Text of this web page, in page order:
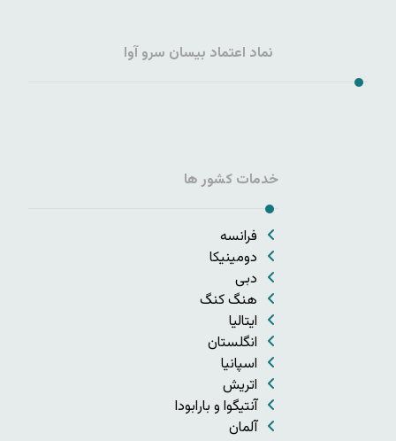
نماد اعتماد بیسان سرو آوا
خدمات کشور ها
فرانسه
دومینیکا
دبی
هنگ کنگ
ایتالیا
انگلستان
اسپانیا
اتریش
آنتیگوا و بارابودا
آلمان